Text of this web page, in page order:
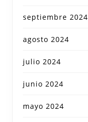
septiembre 2024
agosto 2024
julio 2024
junio 2024
mayo 2024